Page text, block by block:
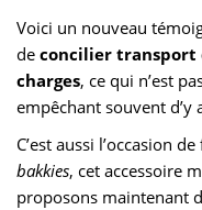
Voici un nouveau
de concilier transport
charges, ce qui n’est
empêchant souvent d’y
C’est aussi l’occasion
bakkies, cet accessoire
proposons maintenant